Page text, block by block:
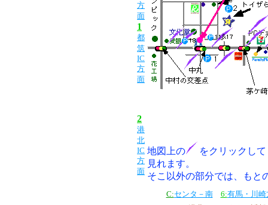
方
面
1
都
筑
IC
方
面
2
港
北
IC
方
面
地図上の
をクリックし
見れます。
そこ以外の部分では、もと
C:センタ－南 6:有馬・川崎